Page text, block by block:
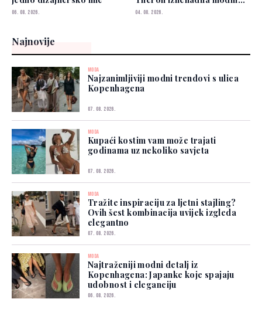
06. 08. 2026.
izborom
04. 08. 2026.
Najnovije
MODA
Najzanimljiviji modni trendovi s ulica
Kopenhagena
07. 08. 2026.
MODA
Kupaći kostim vam može trajati
godinama uz nekoliko savjeta
07. 08. 2026.
MODA
Tražite inspiraciju za ljetni stajling?
Ovih šest kombinacija uvijek izgleda
elegantno
07. 08. 2026.
MODA
Najtraženiji modni detalj iz
Kopenhagena: Japanke koje spajaju
udobnost i eleganciju
06. 08. 2026.